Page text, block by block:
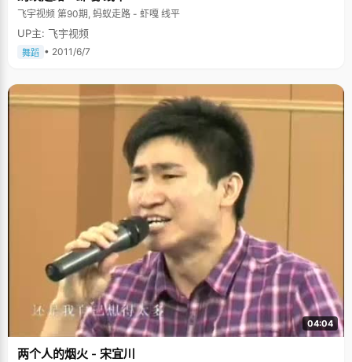
飞宇视频 第90期, 蚂蚁走路 - 虾嘎 线平
UP主: 飞宇视频
舞蹈 • 2011/6/7
04:04
两个人的烟火 - 宋宜川